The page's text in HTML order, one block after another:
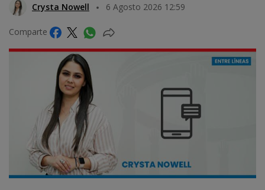
Crysta Nowell 6 Agosto 2026 12:59
Comparte